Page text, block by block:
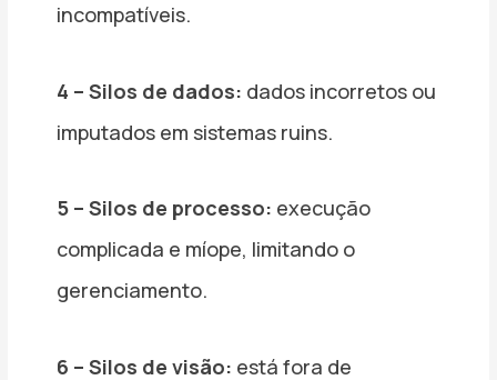
incompatíveis.
4 – Silos de dados: dados incorretos ou
imputados em sistemas ruins.
5 – Silos de processo: execução
complicada e míope, limitando o
gerenciamento.
6 – Silos de visão: está fora de